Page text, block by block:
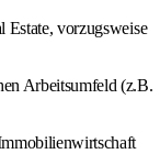
Estate, vorzugsweise
Arbeitsumfeld (z.B.